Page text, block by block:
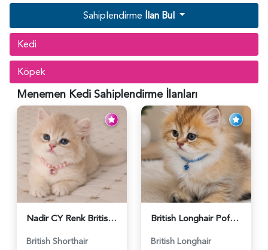
Sahiplendirme İlan Bul
Kedi
Köpek
Menemen Kedi Sahiplendirme İlanları
Nadir CY Renk British Shorthair Prensesimiz - 6483
British Shorthair
British Longhair Pofuduk Yakışıklımız - 6481
British Longhair